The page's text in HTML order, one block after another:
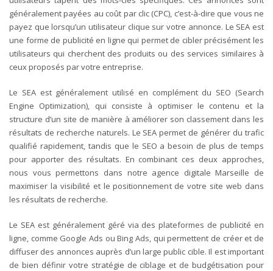
généralement payées au coût par clic (CPC), c’est-à-dire que vous ne
payez que lorsqu’un utilisateur clique sur votre annonce. Le SEA est
une forme de publicité en ligne qui permet de cibler précisément les
utilisateurs qui cherchent des produits ou des services similaires à
ceux proposés par votre entreprise.
Le SEA est généralement utilisé en complément du SEO (Search
Engine Optimization), qui consiste à optimiser le contenu et la
structure d’un site de manière à améliorer son classement dans les
résultats de recherche naturels. Le SEA permet de générer du trafic
qualifié rapidement, tandis que le SEO a besoin de plus de temps
pour apporter des résultats. En combinant ces deux approches,
nous vous permettons dans notre agence digitale Marseille de
maximiser la visibilité et le positionnement de votre site web dans
les résultats de recherche.
Le SEA est généralement géré via des plateformes de publicité en
ligne, comme Google Ads ou Bing Ads, qui permettent de créer et de
diffuser des annonces auprès d’un large public cible. Il est important
de bien définir votre stratégie de ciblage et de budgétisation pour